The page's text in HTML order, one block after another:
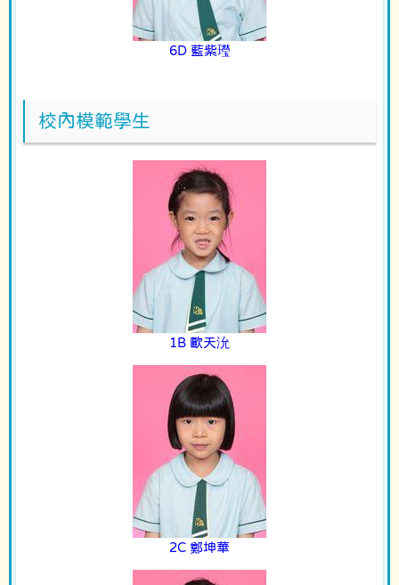
6D 藍紫㼆
校內模範學生
1B 歐天沇
2C 鄭坤華